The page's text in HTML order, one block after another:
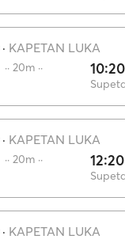
· KAPETAN LUKA
·· 20m ·· 10:20
· KAPETAN LUKA
·· 20m ·· 12:20
· KAPETAN LUKA